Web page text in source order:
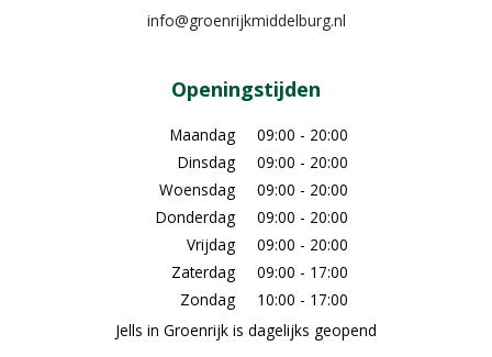
info@groenrijkmiddelburg.nl
Openingstijden
Maandag
09:00 - 20:00
Dinsdag
09:00 - 20:00
Woensdag
09:00 - 20:00
Donderdag
09:00 - 20:00
Vrijdag
09:00 - 20:00
Zaterdag
09:00 - 17:00
Zondag
10:00 - 17:00
Jells in Groenrijk is dagelijks geopend